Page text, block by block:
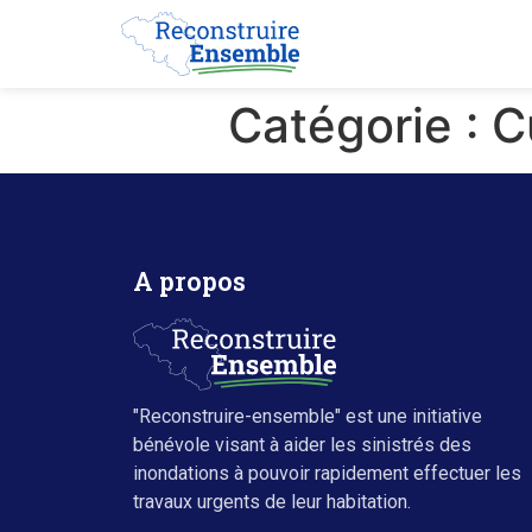
Catégorie :
A propos
"Reconstruire-ensemble" est une initiative
bénévole visant à aider les sinistrés des
inondations à pouvoir rapidement effectuer les
travaux urgents de leur habitation.